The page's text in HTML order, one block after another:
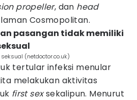
propeller, dan head
Cosmopolitan.
pasangan tidak memiliki
(netdoctor.co.uk)
tertular infeksi menular
melakukan aktivitas
first sexsekalipun. Menurut